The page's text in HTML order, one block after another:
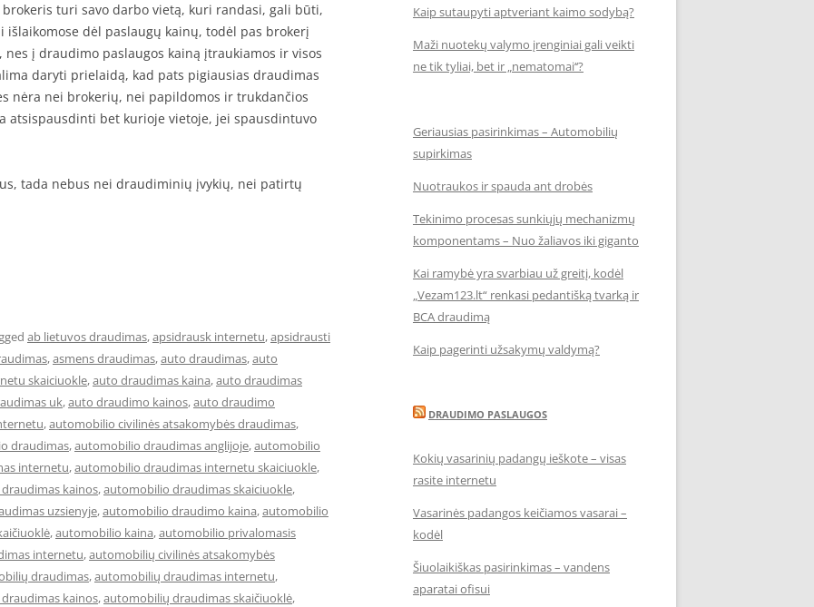
turi savo darbo vietą, kuri randasi, gali būti,
dėl paslaugų kainų, todėl pas brokerį
į draudimo paslaugos kainą įtraukiamos ir visos
daryti prielaidą, kad pats pigiausias draudimas
nėra nei brokerių, nei papildomos ir trukdančios
atsispausdinti bet kurioje vietoje, jei spausdintuvo
tada nebus nei draudiminių įvykių, nei patirtų
ab lietuvos draudimas,apsidrausk internetu,apsidrausti
,asmens draudimas,auto draudimas,auto
skaiciuokle,auto draudimas kaina,auto draudimas
uk,auto draudimo kainos,auto draudimo
,automobilio civilinės atsakomybės draudimas,
draudimas,automobilio draudimas anglijoje,automobilio
internetu,automobilio draudimas internetu skaiciuokle,
kainos,automobilio draudimas skaiciuokle,
uzsienyje,automobilio draudimo kaina,automobilio
,automobilio kaina,automobilio privalomasis
internetu,automobilių civilinės atsakomybės
draudimas,automobilių draudimas internetu,
kainos,automobilių draudimas skaičiuoklė,
Kaip sutaupyti aptveriant kaimo sodybą?
Maži nuotekų valymo įrenginiai gali veikti
ne tik tyliai, bet ir „nematomai‘‘?
Geriausias pasirinkimas – Automobilių
supirkimas
Nuotraukos ir spauda ant drobės
Tekinimo procesas sunkiųjų mechanizmų
komponentams – Nuo žaliavos iki giganto
Kai ramybė yra svarbiau už greitį, kodėl
„Vezam123.lt“ renkasi pedantišką tvarką ir
BCA draudimą
Kaip pagerinti užsakymų valdymą?
DRAUDIMO PASLAUGOS
Kokių vasarinių padangų ieškote – visas
rasite internetu
Vasarinės padangos keičiamos vasarai –
kodėl
Šiuolaikiškas pasirinkimas – vandens
aparatai ofisui